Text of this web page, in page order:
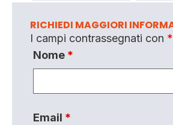
RICHIEDI MAGGIORI
I campi contrassegnati con *
Nome *
Email *